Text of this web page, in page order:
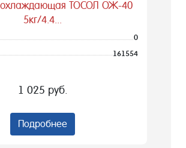
охлаждающая ТОСОЛ ОЖ-40
5кг/4.4...
0
161554
1 025 руб.
Подробнее